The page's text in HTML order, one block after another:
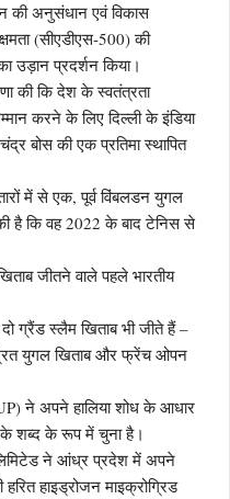
की अनुसंधान एवं विकास
(सीएडीएस-500) की
उड़ान प्रदर्शन किया।
की कि देश के स्वतंत्रता
करने के लिए दिल्ली के इंडिया
बोस की एक प्रतिमा स्थापित
में से एक, पूर्व विंबलडन युगल
की है कि वह 2022 के बाद टेनिस से
जीतने वाले पहले भारतीय
ग्रैंड स्लैम खिताब भी जीते हैं –
युगल खिताब और फ्रेंच ओपन
ने अपने हालिया शोध के आधार
के शब्द के रूप में चुना है।
लिमिटेड ने आंध्र प्रदेश में अपने
हाइड्रोजन माइक्रोग्रिड